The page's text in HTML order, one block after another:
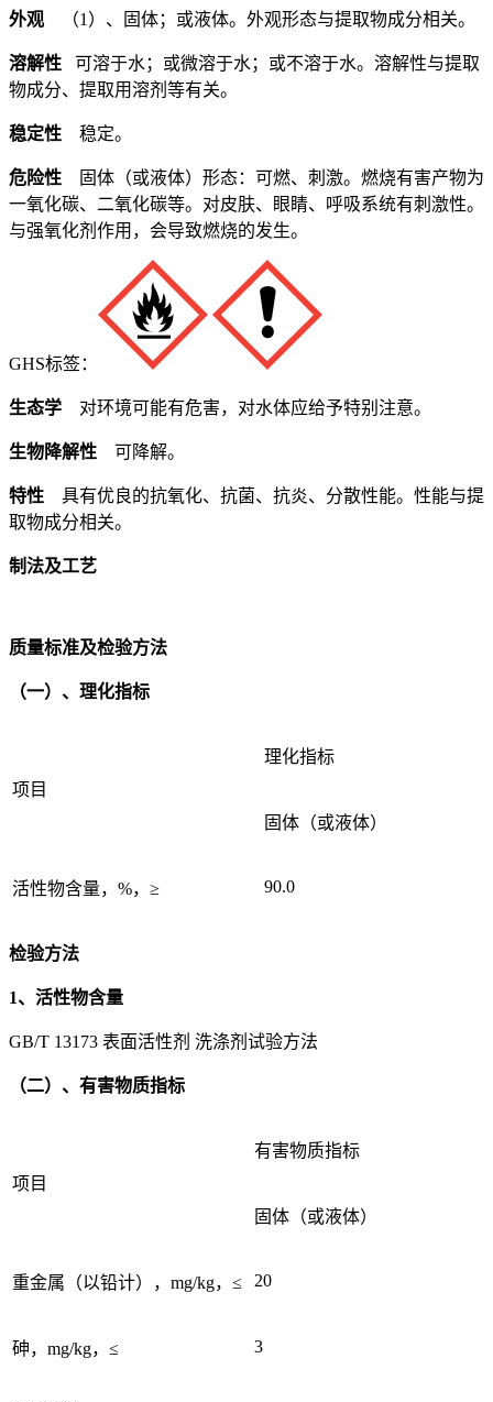
外观 （1）、固体；或液体。外观形态与提取物成分相关。
溶解性 可溶于水；或微溶于水；或不溶于水。溶解性与提取
物成分、提取用溶剂等有关。
稳定性 稳定。
危险性
固体（或液体）形态：可燃、刺激。燃烧有害产物为
一氧化碳、二氧化碳等。对皮肤、眼睛、呼吸系统有刺激性。
与强氧化剂作用，会导致燃烧的发生。
GHS标签：
生态学 对环境可能有危害，对水体应给予特别注意。
生物降解性 可降解。
特性 具有优良的抗氧化、抗菌、抗炎、分散性能。性能与提
取物成分相关。
制法及工艺
质量标准及检验方法
（一）、理化指标
项目
理化指标
固体（或液体）
活性物含量，%，≥ 90.0
检验方法
1、活性物含量
GB/T 13173 表面活性剂 洗涤剂试验方法
（二）、有害物质指标
项目
有害物质指标
固体（或液体）
重金属（以铅计），mg/kg，≤ 20
砷，mg/kg，≤ 3